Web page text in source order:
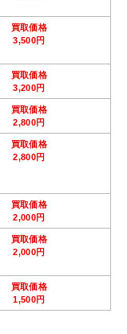
買取価格
3,500円
買取価格
3,200円
買取価格
2,800円
買取価格
2,800円
買取価格
2,000円
買取価格
2,000円
買取価格
1,500円